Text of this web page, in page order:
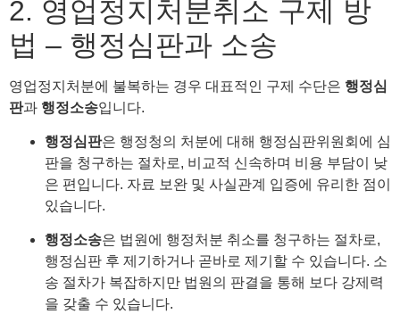
2. 영업정지처분취소 구제 방
법 – 행정심판과 소송
영업정지처분에 불복하는 경우 대표적인 구제 수단은 행정심
판과 행정소송입니다.
행정심판은 행정청의 처분에 대해 행정심판위원회에 심
판을 청구하는 절차로, 비교적 신속하며 비용 부담이 낮
은 편입니다. 자료 보완 및 사실관계 입증에 유리한 점이
있습니다.
행정소송은 법원에 행정처분 취소를 청구하는 절차로,
행정심판 후 제기하거나 곧바로 제기할 수 있습니다. 소
송 절차가 복잡하지만 법원의 판결을 통해 보다 강제력
을 갖출 수 있습니다.